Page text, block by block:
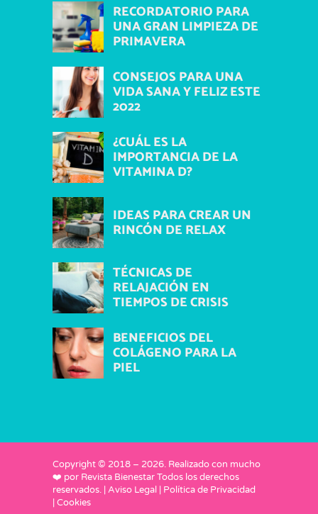
RECORDATORIO PARA
UNA GRAN LIMPIEZA DE
PRIMAVERA
CONSEJOS PARA UNA
VIDA SANA Y FELIZ ESTE
2022
¿CUÁL ES LA
IMPORTANCIA DE LA
VITAMINA D?
IDEAS PARA CREAR UN
RINCÓN DE RELAX
TÉCNICAS DE
RELAJACIÓN EN
TIEMPOS DE CRISIS
BENEFICIOS DEL
COLÁGENO PARA LA
PIEL
Copyright © 2018 – 2026. Realizado con mucho
❤️ por Revista BienestarTodos los derechos
reservados. | Aviso Legal
Política de Privacidad
Cookies